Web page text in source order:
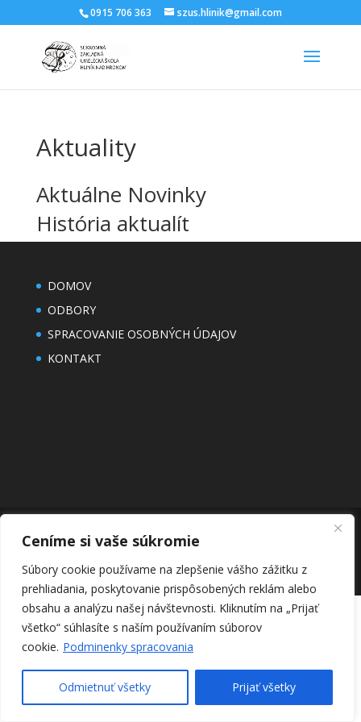
Ceníme si vaše súkromie
Súbory cookie používame na zlepšenie vášho zážitku z
prehliadania, poskytovanie prispôsobených reklám alebo
obsahu a analýzu našej návštevnosti. Kliknutím na „Prijať
všetko“ súhlasíte s naším používaním súborov
cookie. Podminenky spracovania
Odmietnuť všetky Prijať všetky
0915 706 363 szus.hlinik@gmail.com
Aktuality
Aktuálne Novinky
História aktualít
DOMOV
ODBORY
SPRACOVANIE OSOBNÝCH ÚDAJOV
KONTAKT
človeka lepším."